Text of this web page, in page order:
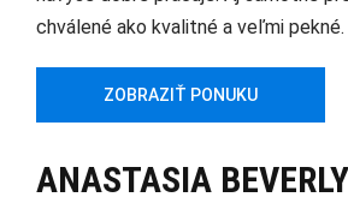
chválené ako kvalitné a veľmi pekné.
ZOBRAZIŤ PONUKU
ANASTASIA